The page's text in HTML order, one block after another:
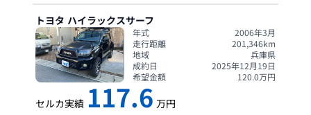
トヨタ ハイラックスサーフ
年式
2006年3月
走行距離
201,346km
地域
兵庫県
成約日
2025年12月19日
希望金額
120.0万円
セルカ実績 117.6 万円